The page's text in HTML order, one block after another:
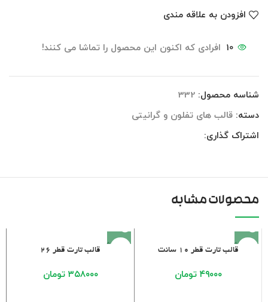
افزودن به علاقه مندی
10 افرادی که اکنون این محصول را تماشا می کنند!
شناسه محصول: 332
دسته: قالب های تفلون و گرانیتی
اشتراک گذاری:
محصولات مشابه
فروخته
شدهقالب تارت قطر ۱۰ سانت
۴۹۰۰۰ تومان
فروخته
قالب تارت قطر ۲۶
۳۵۸۰۰۰ تومان